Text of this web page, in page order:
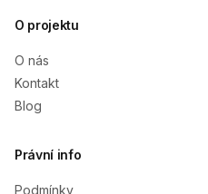
O projektu
O nás
Kontakt
Blog
Právní info
Podmínky